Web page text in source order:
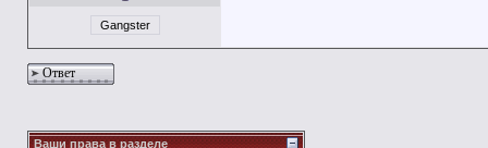
Gangster
Ответ
Ваши права в разделе